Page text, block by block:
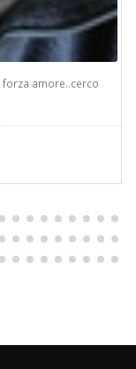
amore..cerco